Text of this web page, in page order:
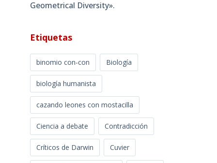
Geometrical Diversity»​.
Etiquetas
binomio con-con Biología
biología humanista
cazando leones con mostacilla
Ciencia a debate Contradicción
Críticos de Darwin Cuvier